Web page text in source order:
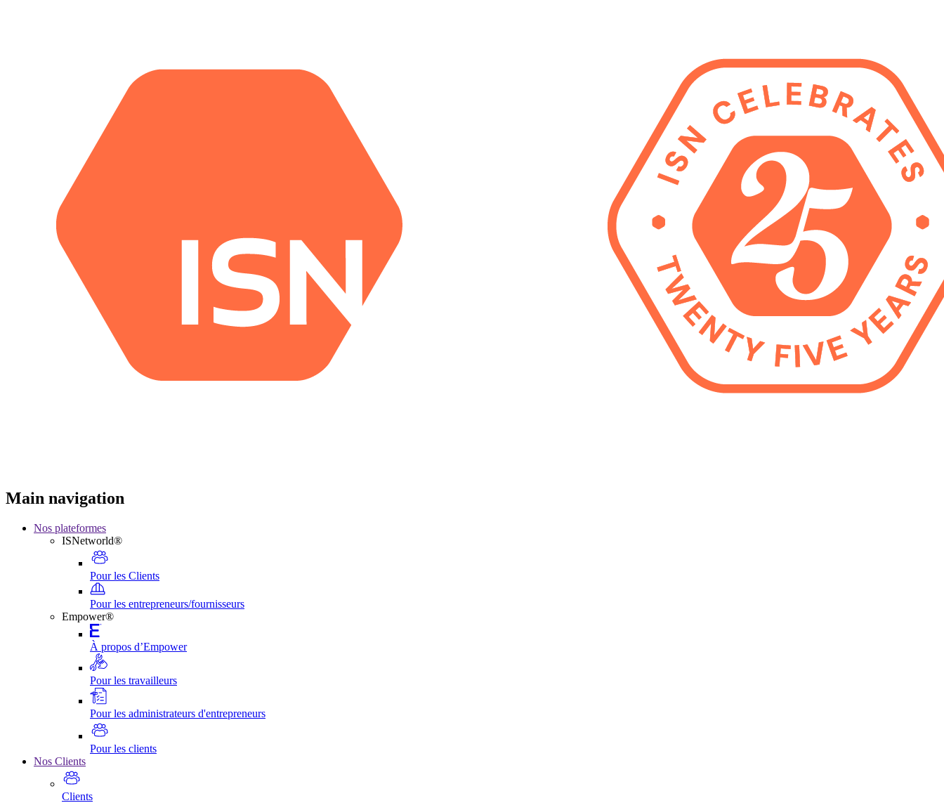
Main navigation
Nos plateformes
ISNetworld®
Pour les Clients
Pour les entrepreneurs/fournisseurs
Empower®
À propos d’Empower
Pour les travailleurs
Pour les administrateurs d'entrepreneurs
Pour les clients
Nos Clients
Clients